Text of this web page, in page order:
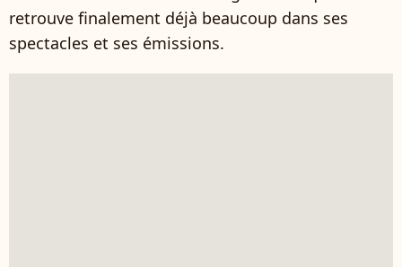
retrouve finalement déjà beaucoup dans ses
spectacles et ses émissions.